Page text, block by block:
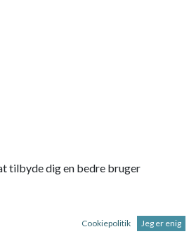
Startside
tilbyde dig en bedre bruger
Cookiepolitik Jeg er enig